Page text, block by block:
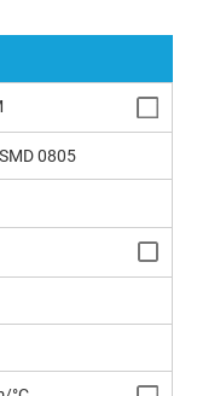
0805